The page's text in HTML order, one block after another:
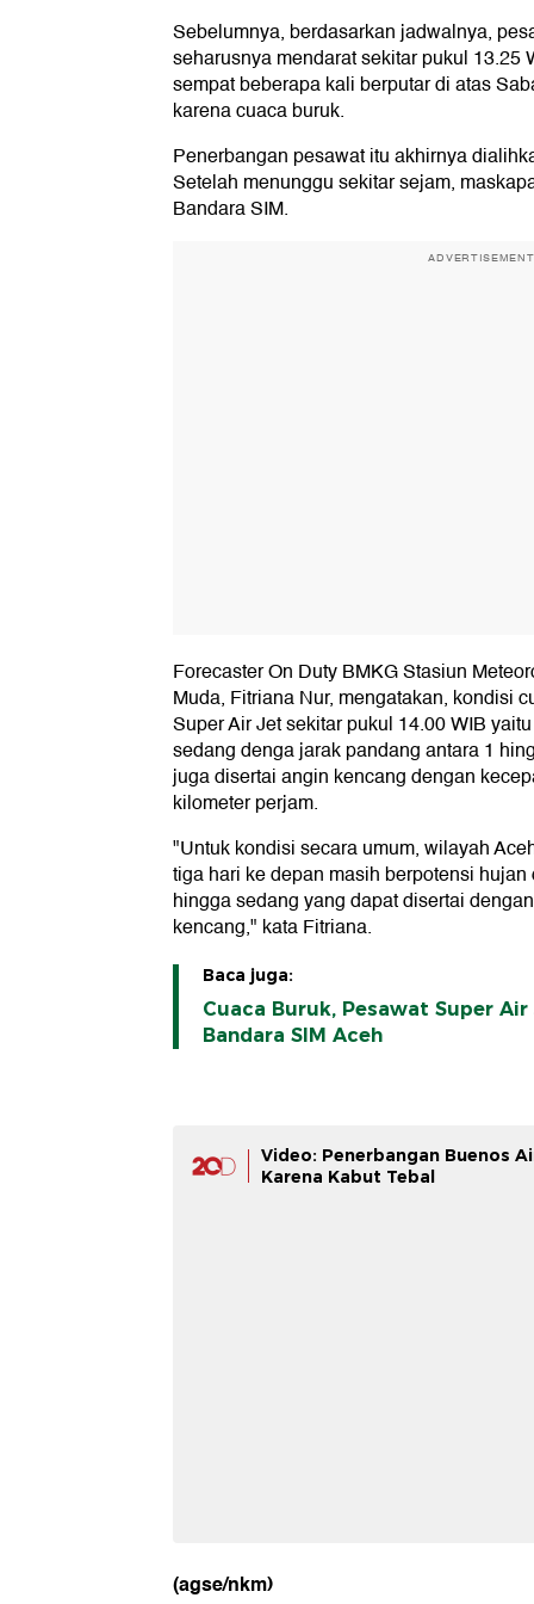
Sebelumnya, berdasarkan jadwalnya,
seharusnya mendarat sekitar pukul 13.25
sempat beberapa kali berputar di atas
karena cuaca buruk.
Penerbangan pesawat itu akhirnya
Setelah menunggu sekitar sejam,
Bandara SIM.
ADVERTISEMENT
Forecaster On Duty BMKG Stasiun
Muda, Fitriana Nur, mengatakan, kondisi
Super Air Jet sekitar pukul 14.00 WIB
sedang denga jarak pandang antara 1
juga disertai angin kencang dengan
kilometer perjam.
"Untuk kondisi secara umum, wilayah
tiga hari ke depan masih berpotensi
hingga sedang yang dapat disertai
kencang," kata Fitriana.
Baca juga:
Cuaca Buruk, Pesawat Super
Bandara SIM Aceh
Video: Penerbangan Buenos
Karena Kabut Tebal
(agse/nkm)